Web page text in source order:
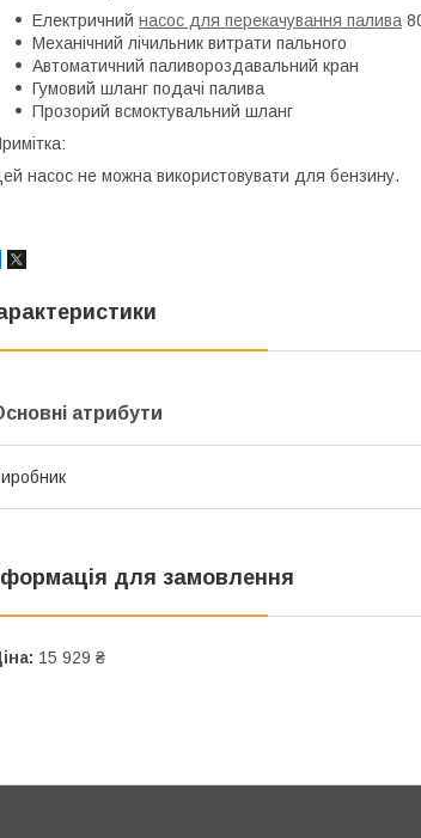
Електричний насос для перекачування палива
Механічний лічильник витрати пального
Автоматичний паливороздавальний кран
Гумовий шланг подачі палива
Прозорий всмоктувальний шланг
насос не можна використовувати для бензину.
атрибути
для замовлення
15 929 ₴